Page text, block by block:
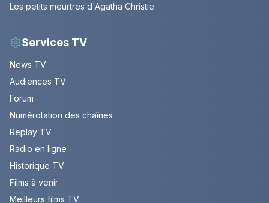
Les petits meurtres d'Agatha Christie
Services TV
News TV
Audiences TV
Forum
Numérotation des chaînes
Replay TV
Radio en ligne
Historique TV
Films à venir
Meilleurs films TV